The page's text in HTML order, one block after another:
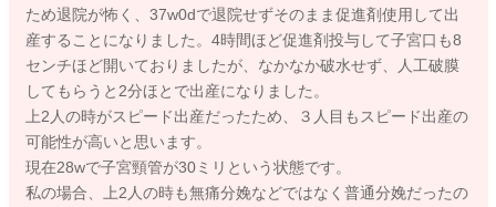
ため退院が怖く、37w0dで退院せずそのまま促進剤使用して出
産することになりました。4時間ほど促進剤投与して子宮口も8
センチほど開いておりましたが、なかなか破水せず、人工破膜
してもらうと2分ほとで出産になりました。
上2人の時がスピード出産だったため、３人目もスピード出産の
可能性が高いと思います。
現在28wで子宮頸管が30ミリという状態です。
私の場合、上2人の時も無痛分娩などではなく普通分娩だったの